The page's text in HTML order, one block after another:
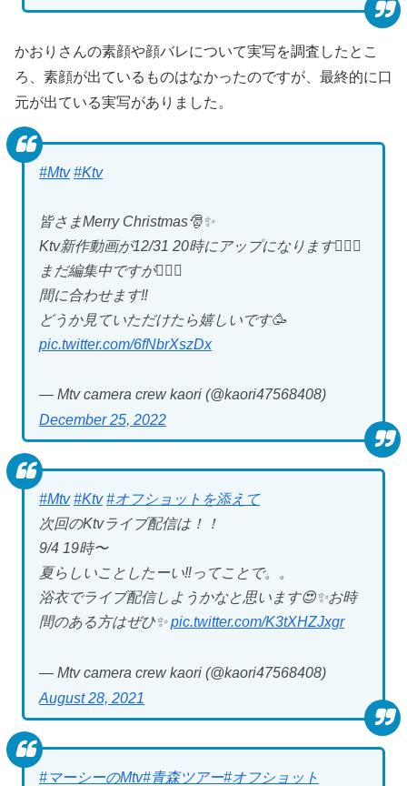
かおりさんの素顔や顔バレについて実写を調査したとこ
ろ、素顔が出ているものはなかったのですが、最終的に口
元が出ている実写がありました。
#Mtv #Ktv
皆さまMerry Christmas🎅✨
Ktv新作動画が12/31 20時にアップになります🙋‍♀️✨
まだ編集中ですが😵‍💫💦
間に合わせます‼️
どうか見ていただけたら嬉しいです🥳
pic.twitter.com/6fNbrXszDx
— Mtv camera crew kaori (@kaori47568408)
December 25, 2022
#Mtv #Ktv #オフショットを添えて
次回のKtvライブ配信は！！
9/4 19時〜
夏らしいことしたーい‼️ってことで。。
浴衣でライブ配信しようかなと思います😍✨お時
間のある方はぜひ✨pic.twitter.com/K3tXHZJxgr
— Mtv camera crew kaori (@kaori47568408)
August 28, 2021
#マーシーのMtv#青森ツアー#オフショット